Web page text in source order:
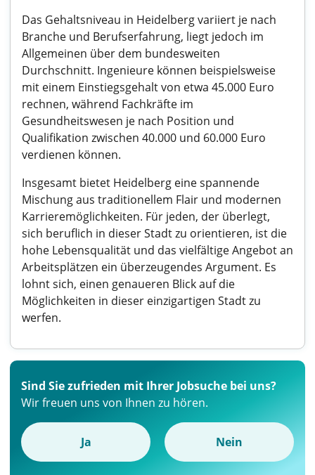
Das Gehaltsniveau in Heidelberg variiert je nach
Branche und Berufserfahrung, liegt jedoch im
Allgemeinen über dem bundesweiten
Durchschnitt. Ingenieure können beispielsweise
mit einem Einstiegsgehalt von etwa 45.000 Euro
rechnen, während Fachkräfte im
Gesundheitswesen je nach Position und
Qualifikation zwischen 40.000 und 60.000 Euro
verdienen können.
Insgesamt bietet Heidelberg eine spannende
Mischung aus traditionellem Flair und modernen
Karrieremöglichkeiten. Für jeden, der überlegt,
sich beruflich in dieser Stadt zu orientieren, ist die
hohe Lebensqualität und das vielfältige Angebot an
Arbeitsplätzen ein überzeugendes Argument. Es
lohnt sich, einen genaueren Blick auf die
Möglichkeiten in dieser einzigartigen Stadt zu
werfen.
Sind Sie zufrieden mit Ihrer Jobsuche bei uns?
Wir freuen uns von Ihnen zu hören.
Ja Nein